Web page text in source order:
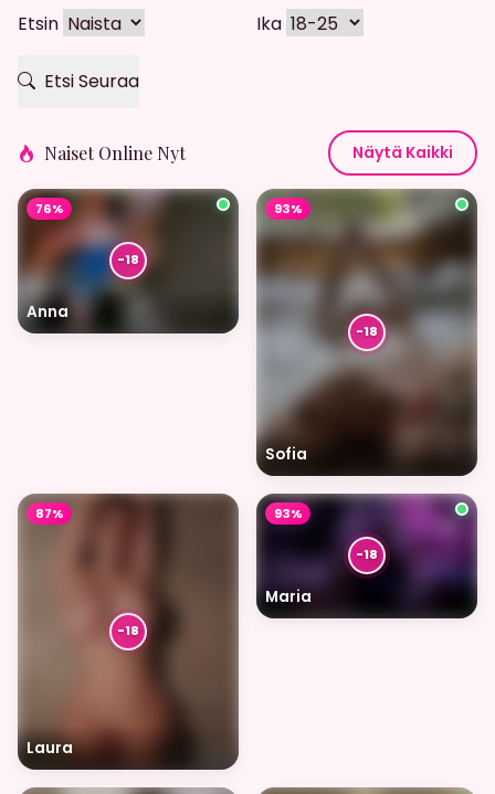
Etsin Ika
Etsi Seuraa
Naiset Online Nyt Näytä Kaikki
Anna
76%
Sofia
93%
Laura
87%
Maria
93%